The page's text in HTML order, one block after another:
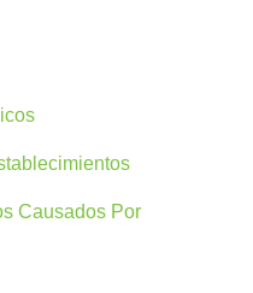
Causados Por